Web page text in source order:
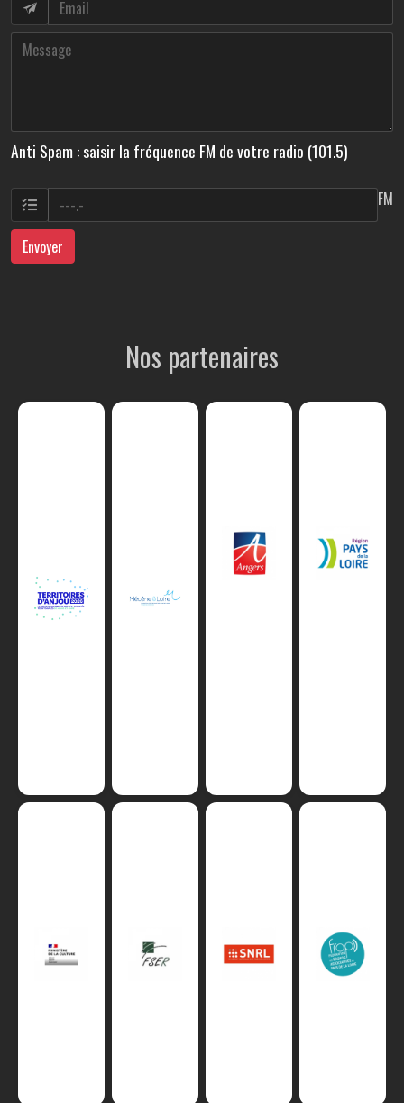
Anti Spam : saisir la fréquence FM de votre radio (101.5)
FM
Envoyer
Nos partenaires